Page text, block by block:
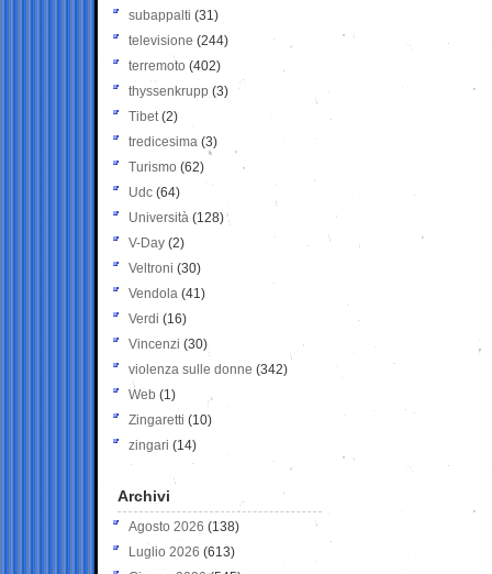
subappalti (31)
televisione(244)
terremoto (402)
thyssenkrupp (3)
Tibet(2)
tredicesima (3)
Turismo (62)
Udc (64)
Università (128)
V-Day (2)
Veltroni (30)
Vendola (41)
Verdi (16)
Vincenzi (30)
violenza sulle donne (342)
Web (1)
Zingaretti (10)
zingari (14)
Archivi
Agosto 2026 (138)
Luglio 2026 (613)